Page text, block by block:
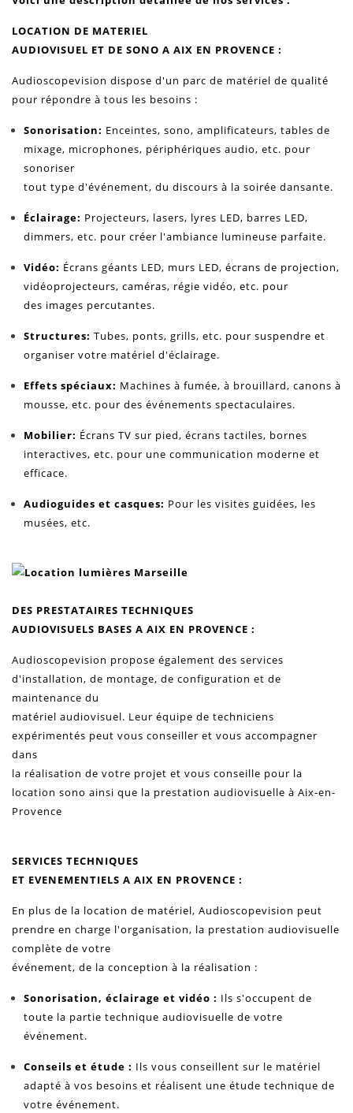
LOCATION DE MATERIEL
AUDIOVISUEL ET DE SONO A AIX EN PROVENCE :
Audioscopevision dispose d'un parc de matériel de qualité
pour répondre à tous les besoins :
Sonorisation: Enceintes, sono, amplificateurs, tables de
mixage, microphones, périphériques audio, etc. pour
sonoriser
tout type d'événement, du discours à la soirée dansante.
Éclairage: Projecteurs, lasers, lyres LED, barres LED,
dimmers, etc. pour créer l'ambiance lumineuse parfaite.
Vidéo: Écrans géants LED, murs LED, écrans de projection,
vidéoprojecteurs, caméras, régie vidéo, etc. pour
des images percutantes.
Structures: Tubes, ponts, grills, etc. pour suspendre et
organiser votre matériel d'éclairage.
Effets spéciaux: Machines à fumée, à brouillard, canons à
mousse, etc. pour des événements spectaculaires.
Mobilier: Écrans TV sur pied, écrans tactiles, bornes
interactives, etc. pour une communication moderne et
efficace.
Audioguides et casques: Pour les visites guidées, les
musées, etc.
DES PRESTATAIRES TECHNIQUES
AUDIOVISUELS BASES A AIX EN PROVENCE :
Audioscopevision propose également des services
d'installation, de montage, de configuration et de
maintenance du
matériel audiovisuel. Leur équipe de techniciens
expérimentés peut vous conseiller et vous accompagner
dans
la réalisation de votre projet et vous conseille pour la
location sono ainsi que la prestation audiovisuelle à Aix-en-
Provence
SERVICES TECHNIQUES
ET EVENEMENTIELS A AIX EN PROVENCE :
En plus de la location de matériel, Audioscopevision peut
prendre en charge l'organisation, la prestation audiovisuelle
complète de votre
événement, de la conception à la réalisation :
Sonorisation, éclairage et vidéo : Ils s'occupent de
toute la partie technique audiovisuelle de votre
événement.
Conseils et étude : Ils vous conseillent sur le matériel
adapté à vos besoins et réalisent une étude technique de
votre événement.